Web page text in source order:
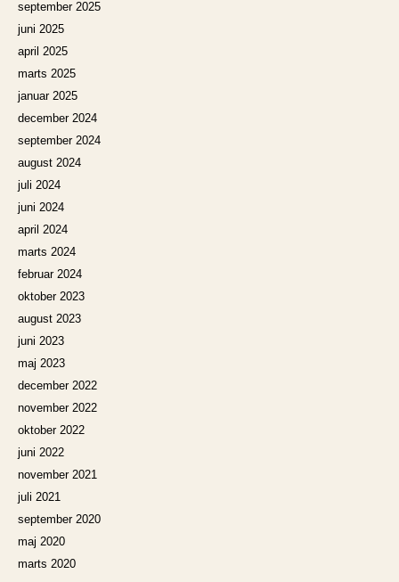
september 2025
juni 2025
april 2025
marts 2025
januar 2025
december 2024
september 2024
august 2024
juli 2024
juni 2024
april 2024
marts 2024
februar 2024
oktober 2023
august 2023
juni 2023
maj 2023
december 2022
november 2022
oktober 2022
juni 2022
november 2021
juli 2021
september 2020
maj 2020
marts 2020